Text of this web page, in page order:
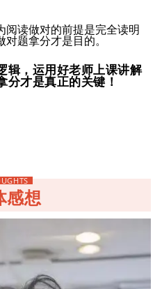
阅读做对的前提是完全读明
题拿分才是目的。
辑，运用好老师上课讲解
分才是真正的关键！
感想